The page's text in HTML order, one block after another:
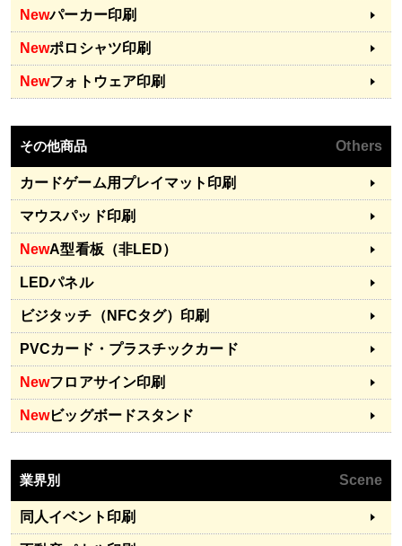
Newパーカー印刷
Newポロシャツ印刷
Newフォトウェア印刷
その他商品 Others
カードゲーム用プレイマット印刷
マウスパッド印刷
NewA型看板（非LED）
LEDパネル
ビジタッチ（NFCタグ）印刷
PVCカード・プラスチックカード
Newフロアサイン印刷
Newビッグボードスタンド
業界別 Scene
同人イベント印刷